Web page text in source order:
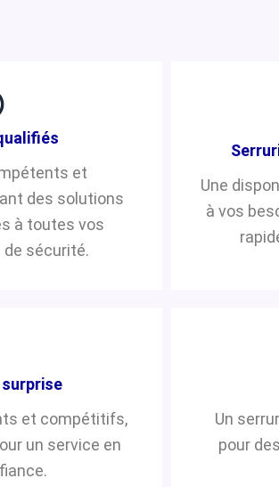
et
des solutions
à toutes vos
sécurité.
Une
à vos
et compétitifs,
un service en
Un
pour